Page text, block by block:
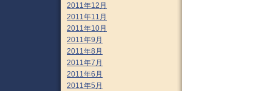
2011年12月
2011年11月
2011年10月
2011年9月
2011年8月
2011年7月
2011年6月
2011年5月